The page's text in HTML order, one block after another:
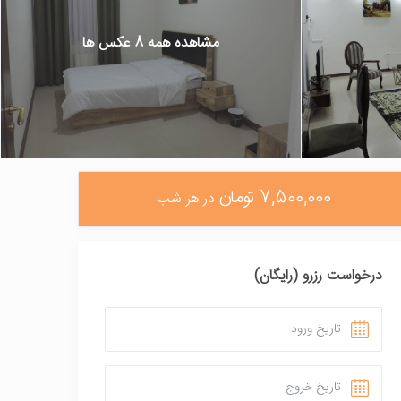
مشاهده همه 8 عکس ها
7,500,000 تومان در هر شب
درخواست رزرو (رایگان)